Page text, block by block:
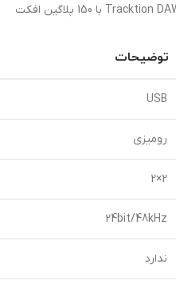
همراه با نسخه ی قابل دانلود نرم افزار Tracktion DAW با 150 پلاگین افکت
توضیحات
USB
رومیزی
2×2
24bit/48kHz
ندارد